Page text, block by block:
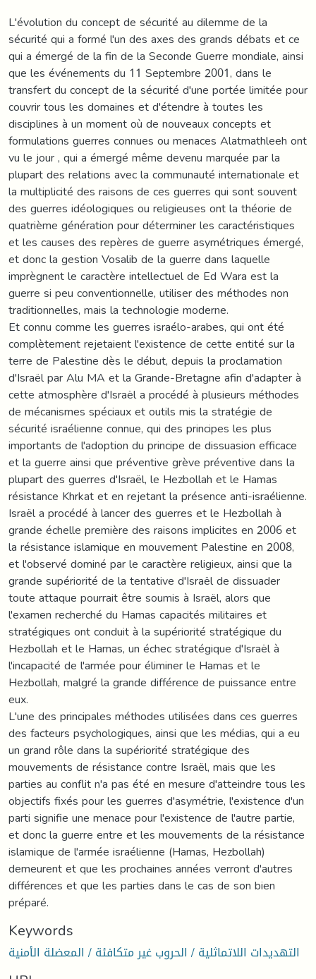
L'évolution du concept de sécurité au dilemme de la
sécurité qui a formé l'un des axes des grands débats et ce
qui a émergé de la fin de la Seconde Guerre mondiale, ainsi
que les événements du 11 Septembre 2001, dans le
transfert du concept de la sécurité d'une portée limitée pour
couvrir tous les domaines et d'étendre à toutes les
disciplines à un moment où de nouveaux concepts et
formulations guerres connues ou menaces Alatmathleeh ont
vu le jour , qui a émergé même devenu marquée par la
plupart des relations avec la communauté internationale et
la multiplicité des raisons de ces guerres qui sont souvent
des guerres idéologiques ou religieuses ont la théorie de
quatrième génération pour déterminer les caractéristiques
et les causes des repères de guerre asymétriques émergé,
et donc la gestion Vosalib de la guerre dans laquelle
imprègnent le caractère intellectuel de Ed Wara est la
guerre si peu conventionnelle, utiliser des méthodes non
traditionnelles, mais la technologie moderne.
Et connu comme les guerres israélo-arabes, qui ont été
complètement rejetaient l'existence de cette entité sur la
terre de Palestine dès le début, depuis la proclamation
d'Israël par Alu MA et la Grande-Bretagne afin d'adapter à
cette atmosphère d'Israël a procédé à plusieurs méthodes
de mécanismes spéciaux et outils mis la stratégie de
sécurité israélienne connue, qui des principes les plus
importants de l'adoption du principe de dissuasion efficace
et la guerre ainsi que préventive grève préventive dans la
plupart des guerres d'Israël, le Hezbollah et le Hamas
résistance Khrkat et en rejetant la présence anti-israélienne.
Israël a procédé à lancer des guerres et le Hezbollah à
grande échelle première des raisons implicites en 2006 et
la résistance islamique en mouvement Palestine en 2008,
et l'observé dominé par le caractère religieux, ainsi que la
grande supériorité de la tentative d'Israël de dissuader
toute attaque pourrait être soumis à Israël, alors que
l'examen recherché du Hamas capacités militaires et
stratégiques ont conduit à la supériorité stratégique du
Hezbollah et le Hamas, un échec stratégique d'Israël à
l'incapacité de l'armée pour éliminer le Hamas et le
Hezbollah, malgré la grande différence de puissance entre
eux.
L'une des principales méthodes utilisées dans ces guerres
des facteurs psychologiques, ainsi que les médias, qui a eu
un grand rôle dans la supériorité stratégique des
mouvements de résistance contre Israël, mais que les
parties au conflit n'a pas été en mesure d'atteindre tous les
objectifs fixés pour les guerres d'asymétrie, l'existence d'un
parti signifie une menace pour l'existence de l'autre partie,
et donc la guerre entre et les mouvements de la résistance
islamique de l'armée israélienne (Hamas, Hezbollah)
demeurent et que les prochaines années verront d'autres
différences et que les parties dans le cas de son bien
préparé.
Keywords
التهديدات اللاتماثلية / الحروب غير متكافئة / المعضلة الأمنية